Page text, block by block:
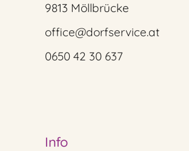
9813 Möllbrücke
office@dorfservice.at
0650 42 30 637
Info